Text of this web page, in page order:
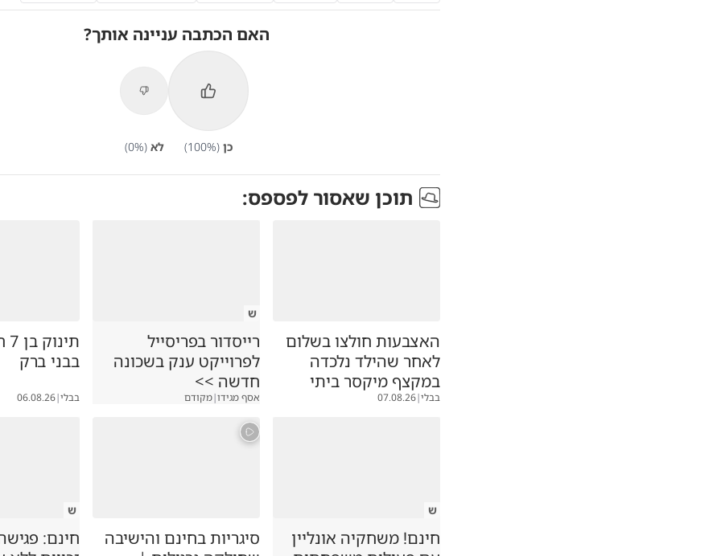
האם הכתבה עניינה אותך?
כן (
100%) לא (
0%)
תוכן שאסור לפספס:
האצבעות חולצו בשלום
לאחר שהילד נלכדה
במקצף מיקסר ביתי
בבלי|
07.08.26
ש
רייסדור בפריסייל
לפרוייקט ענק בשכונה
חדשה >>
אסף מגידו|מקודם
בבני ברק
בבלי|
06.08.26
ש
חינם! משחקיה אונליין
סיגריות בחינם והישיבה
ש
חינם: